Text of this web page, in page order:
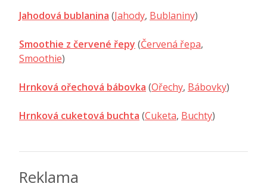
Jahodová bublanina (Jahody, Bublaniny)
Smoothie z červené řepy (Červená řepa,
Smoothie)
Hrnková ořechová bábovka (Ořechy, Bábovky)
Hrnková cuketová buchta (Cuketa, Buchty)
Reklama